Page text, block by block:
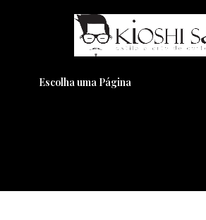
Escolha uma Página
Pensando em
Visual??